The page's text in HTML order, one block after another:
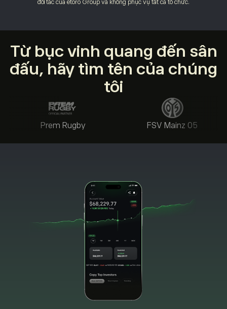
đối tác của etoro Group và không phục vụ tất cả tổ chức.
Từ bục vinh quang đến sân
đấu, hãy tìm tên của chúng
tôi
Prem Rugby FSV Mainz 05